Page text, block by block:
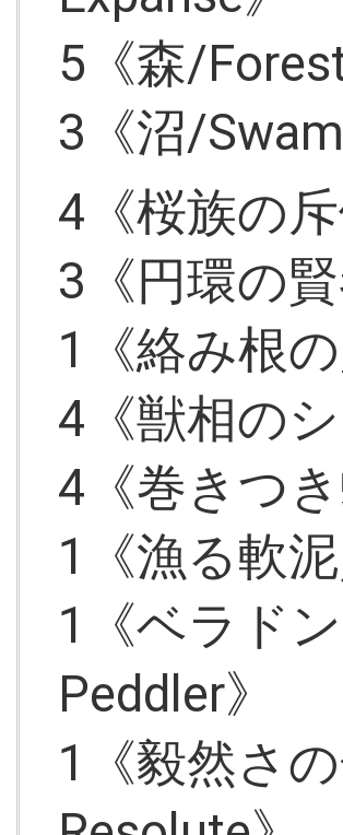
5《森/Forest
3《沼/
4《桜族の
3《円環の
1《絡み根
4《獣相の
4《巻きつ
1《漁る軟
1《ベラド
Peddler》
1《毅然さ